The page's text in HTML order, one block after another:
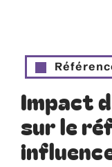
Impact
sur le